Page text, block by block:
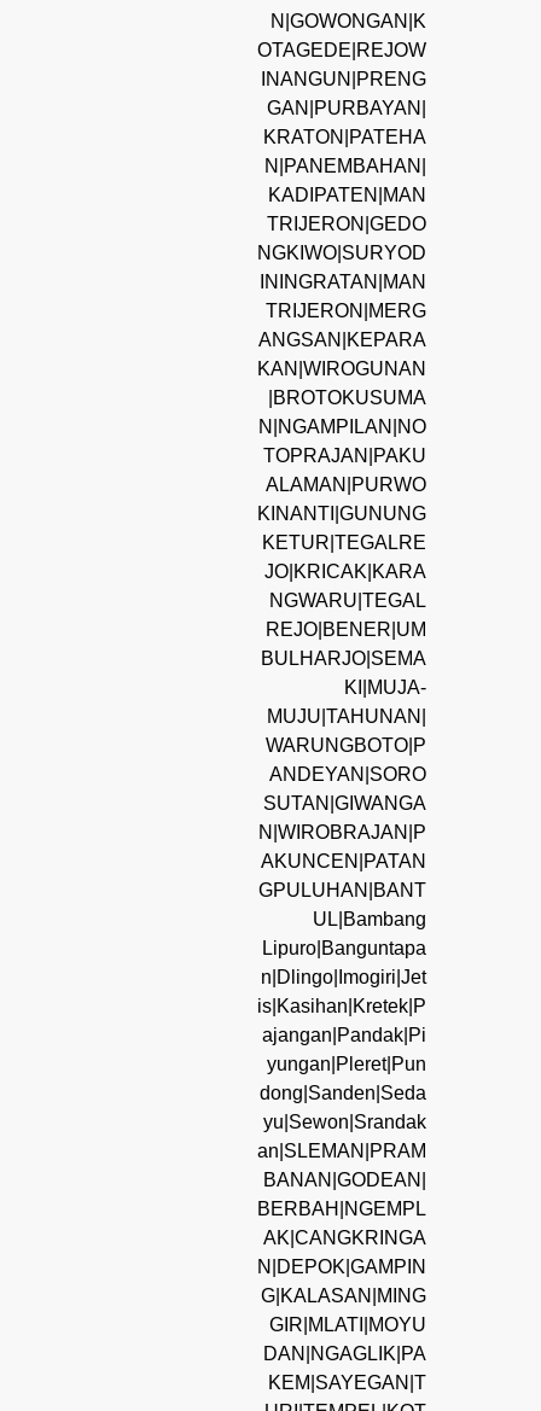
N|GOWONGAN|K
OTAGEDE|REJOW
INANGUN|PRENG
GAN|PURBAYAN|
KRATON|PATEHA
N|PANEMBAHAN|
KADIPATEN|MAN
TRIJERON|GEDO
NGKIWO|SURYOD
ININGRATAN|MAN
TRIJERON|MERG
ANGSAN|KEPARA
KAN|WIROGUNAN
|BROTOKUSUMA
N|NGAMPILAN|NO
TOPRAJAN|PAKU
ALAMAN|PURWO
KINANTI|GUNUNG
KETUR|TEGALRE
JO|KRICAK|KARA
NGWARU|TEGAL
REJO|BENER|UM
BULHARJO|SEMA
KI|MUJA-
MUJU|TAHUNAN|
WARUNGBOTO|P
ANDEYAN|SORO
SUTAN|GIWANGA
N|WIROBRAJAN|P
AKUNCEN|PATAN
GPULUHAN|BANT
UL|Bambang
Lipuro|Banguntapa
n|Dlingo|Imogiri|Jet
is|Kasihan|Kretek|P
ajangan|Pandak|Pi
yungan|Pleret|Pun
dong|Sanden|Seda
yu|Sewon|Srandak
an|SLEMAN|PRAM
BANAN|GODEAN|
BERBAH|NGEMPL
AK|CANGKRINGA
N|DEPOK|GAMPIN
G|KALASAN|MING
GIR|MLATI|MOYU
DAN|NGAGLIK|PA
KEM|SAYEGAN|T